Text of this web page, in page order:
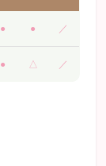
● ● ／
● △ ／